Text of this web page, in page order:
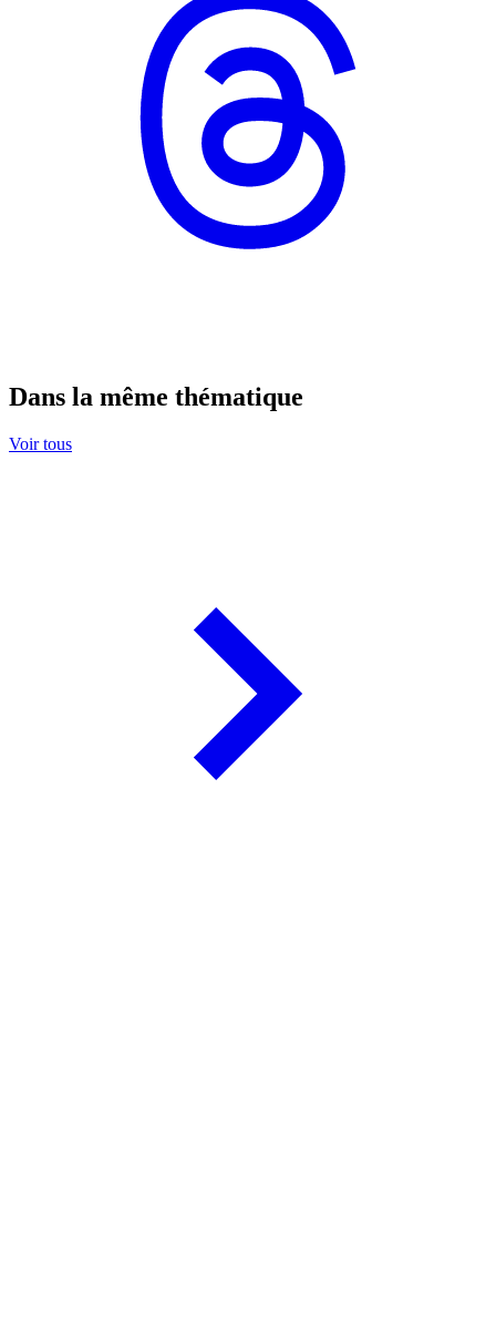
Dans la même thématique
Voir tous